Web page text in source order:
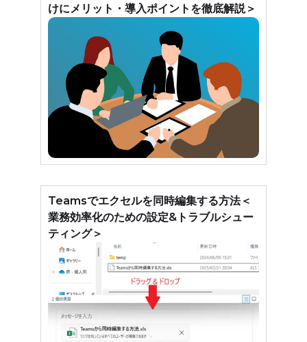
けにメリット・導入ポイントを徹底解説＞
Teamsでエクセルを同時編集する方法＜
業務効率化のための設定&トラブルシュー
ティング＞